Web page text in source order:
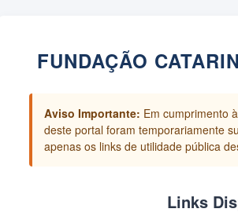
FUNDAÇÃO
Aviso Importante: Em cumprimento
deste portal foram temporariamente
apenas os links de utilidade pública
Links